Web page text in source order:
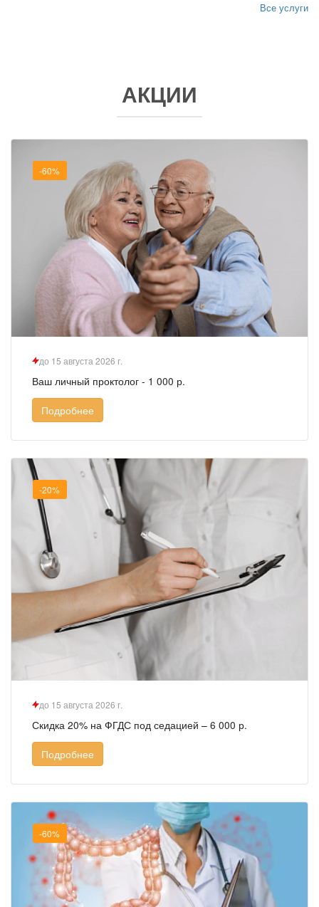
Все услуги
АКЦИИ
-60%
до 15 августа 2026 г.
Ваш личный проктолог - 1 000 р.
Подробнее
-20%
до 15 августа 2026 г.
Скидка 20% на ФГДС под седацией – 6 000 р.
Подробнее
-60%